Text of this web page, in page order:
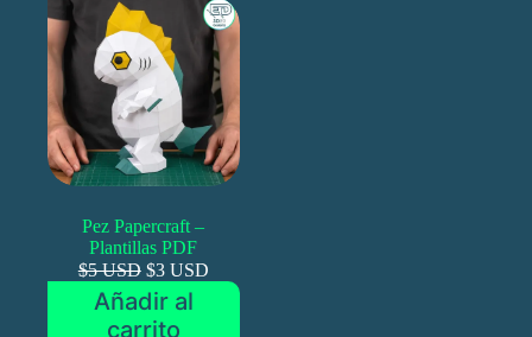
Pez Papercraft –
Plantillas PDF
$5 USD $3 USD
Añadir al
carrito